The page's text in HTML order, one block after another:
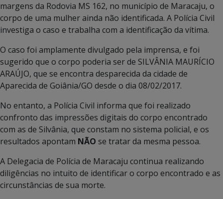
margens da Rodovia MS 162, no município de Maracaju, o
corpo de uma mulher ainda não identificada. A Polícia Civil
investiga o caso e trabalha com a identificação da vítima.
O caso foi amplamente divulgado pela imprensa, e foi
sugerido que o corpo poderia ser de SILVÂNIA MAURÍCIO
ARAÚJO, que se encontra desparecida da cidade de
Aparecida de Goiânia/GO desde o dia 08/02/2017.
No entanto, a Polícia Civil informa que foi realizado
confronto das impressões digitais do corpo encontrado
com as de Silvânia, que constam no sistema policial, e os
resultados apontam NÃO se tratar da mesma pessoa.
A Delegacia de Polícia de Maracaju continua realizando
diligências no intuito de identificar o corpo encontrado e as
circunstâncias de sua morte.